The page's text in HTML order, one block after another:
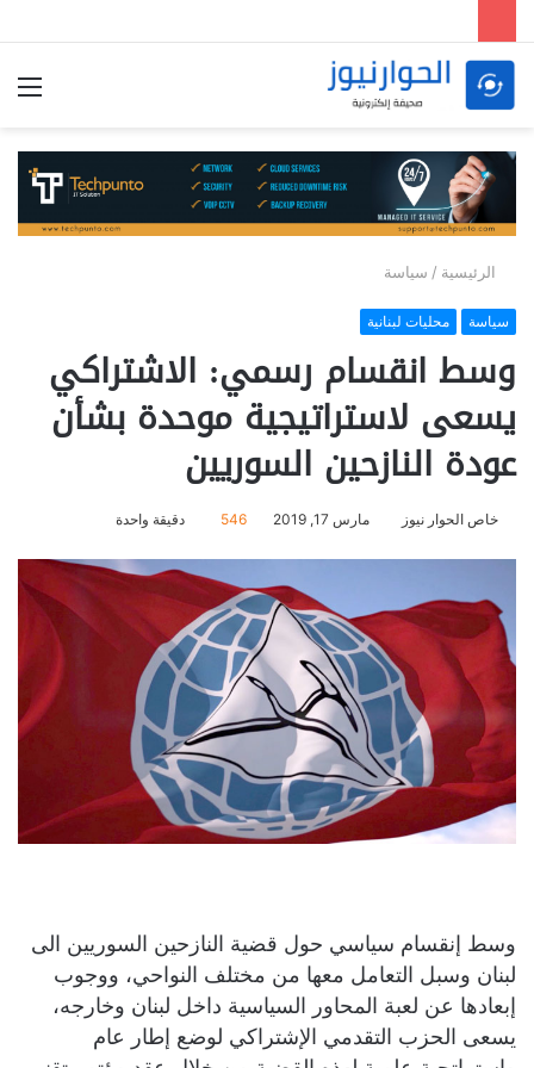
الرئيسية / سياسة
سياسة محليات لبنانية
وسط انقسام رسمي: الاشتراكي
يسعى لاستراتيجية موحدة بشأن
عودة النازحين السوريين
خاص الحوار نيوز مارس 17, 2019 546 دقيقة واحدة
وسط إنقسام سياسي حول قضية النازحين السوريين الى
لبنان وسبل التعامل معها من مختلف النواحي، ووجوب
إبعادها عن لعبة المحاور السياسية داخل لبنان وخارجه،
يسعى الحزب التقدمي الإشتراكي لوضع إطار عام